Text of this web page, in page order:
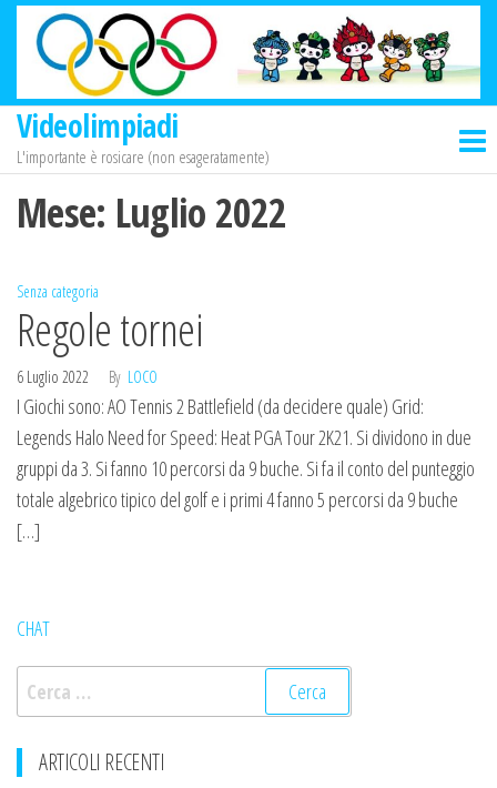
Salta
al
contenuto
Videolimpiadi
L'importante è rosicare (non esageratamente)
Mese: Luglio 2022
Senza categoria
Regole tornei
6 Luglio 2022 By LOCO
I Giochi sono: AO Tennis 2 Battlefield (da decidere quale) Grid:
Legends Halo Need for Speed: Heat PGA Tour 2K21. Si dividono in due
gruppi da 3. Si fanno 10 percorsi da 9 buche. Si fa il conto del punteggio
totale algebrico tipico del golf e i primi 4 fanno 5 percorsi da 9 buche
[…]
CHAT
Ricerca
per:
ARTICOLI RECENTI